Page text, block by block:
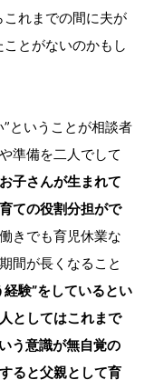
これまでの間に夫が
とがないのかもし
ということが相談者
準備を二人でして
お子さんが生まれて
ての役割分担がで
きでも育児休業な
間が長くなること
験”をしているとい
としてはこれまで
う意識が無自覚の
ると父親として育